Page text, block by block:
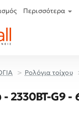
Περισσότερα
Ρολόγια τοίχου
- 2330BT-G9 -